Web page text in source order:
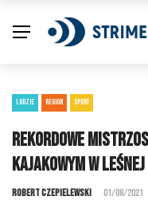
LUDZIE REGION SPORT
Rekordowe
kajakowym w Leśnej
Robert Czepielewski 01/08/2021